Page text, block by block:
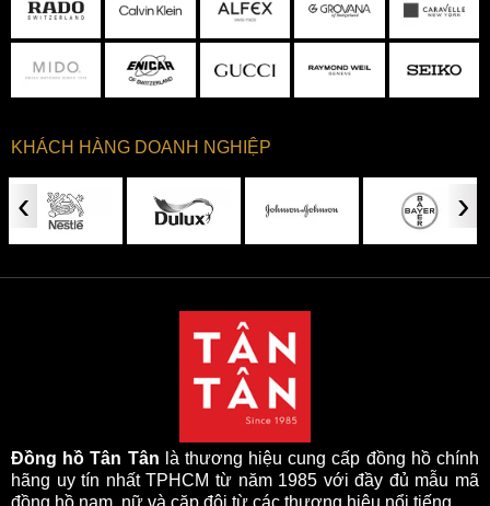
KHÁCH HÀNG DOANH NGHIỆP
‹ ›
Đồng hồ Tân Tân là thương hiệu cung cấp đồng hồ chính
hãng uy tín nhất TPHCM từ năm 1985 với đầy đủ mẫu mã
đồng hồ nam, nữ và cặp đôi từ các thương hiệu nổi tiếng.